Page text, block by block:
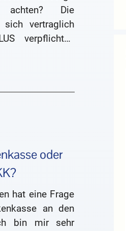
Die
sich vertraglich
verpflichtet,
Hörgeräte
finanzielle
oder
hat eine Frage
an den
bin mir sehr